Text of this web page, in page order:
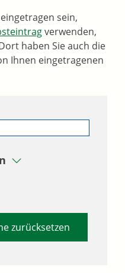
sein,
verwenden,
haben Sie auch die
Ihnen eingetragenen
zurücksetzen